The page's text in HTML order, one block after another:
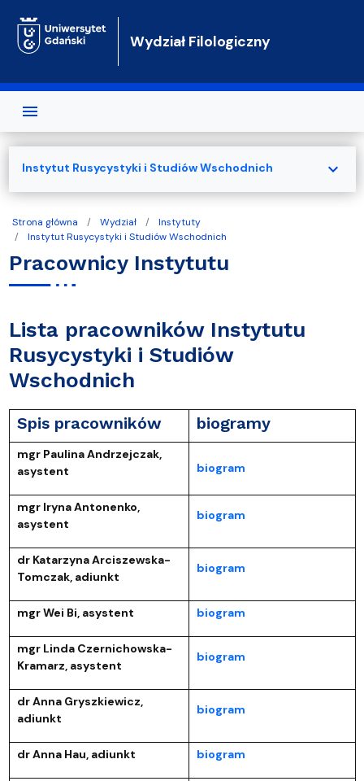
Wydział Filologiczny
Strona główna Wydział
Instytuty
Instytut Rusycystyki i Studiów Wschodnich
Pracownicy Instytutu
Lista pracowników Instytutu
Rusycystyki i Studiów
Wschodnich
Spis pracowników biogramy
mgr Paulina Andrzejczak,
asystent
biogram
mgr Iryna Antonenko,
asystent
biogram
dr Katarzyna Arciszewska-
Tomczak, adiunkt
biogram
mgr Wei Bi, asystent biogram
mgr Linda Czernichowska-
Kramarz, asystent
biogram
dr Anna Gryszkiewicz,
adiunkt
biogram
dr Anna Hau, adiunkt biogram
Instytut Rusycystyki i Studiów Wschodnich expand_more